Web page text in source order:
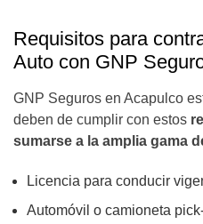
Requisitos para
Auto con GNP
GNP Seguros en Acapulco
deben de cumplir con estos
sumarse a la amplia gama
Licencia para conducir
Automóvil o camioneta